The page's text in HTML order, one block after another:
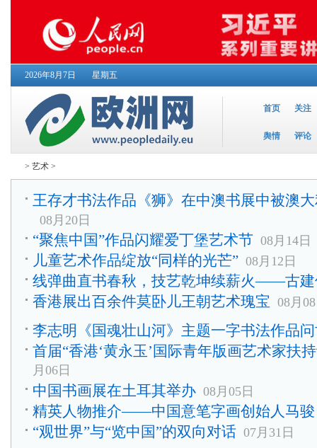
2026年8月7日 星期五
首页 关注
舆情 评论
> 艺术 >
王存才书法作品《狮》在中澳书展中被澳
08月20日
“聚焦中国”作品闪耀爱丁堡艺术节 08月14日
儿童艺术作品绽放“同样的光芒” 08月12日
线弹曲直书春秋，技艺乾坤续薪火——古建
香港展出百余件莫卧儿王朝艺术瑰宝 08月
李志明《国魂壮山河》主题一字书法作品
首届“香港‘黄永玉’国际青年版画艺术家扶
月06日
中国书画展在土耳其举办 08月05日
精英人物推介——中国意笔字画创始人马骏
“观世界”与“览中国”的双向对话 07月31日